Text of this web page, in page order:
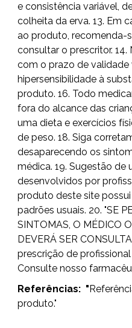
e consistência variável,
colheita da erva. 13. Em
ao produto, recomenda-
consultar o prescritor.
com o prazo de validade
hipersensibilidade à
produto. 16. Todo
fora do alcance das
uma dieta e exercícios
de peso. 18. Siga
desaparecendo os
médica. 19. Sugestão de
desenvolvidos por
produto deste site
padrões usuais. 20. "SE
SINTOMAS, O MÉDICO
DEVERÁ SER
prescrição de
Consulte nosso
Referências: "
produto."